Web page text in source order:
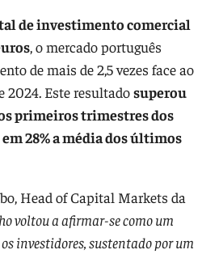
de investimento comercial
, o mercado português
de mais de 2,5 vezes face ao
Este resultadosuperou
primeiros trimestres dos
28% a média dos últimos
Head of Capital Markets da
voltou a afirmar-se como um
investidores, sustentado por um